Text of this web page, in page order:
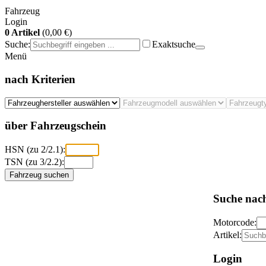
Fahrzeug
Login
0 Artikel (0,00 €)
Suche:
Exaktsuche
Menü
nach Kriterien
über Fahrzeugschein
HSN (zu 2/2.1):
TSN (zu 3/2.2):
Fahrzeug suchen
Suche
Motorcode:
Artikel:
Login